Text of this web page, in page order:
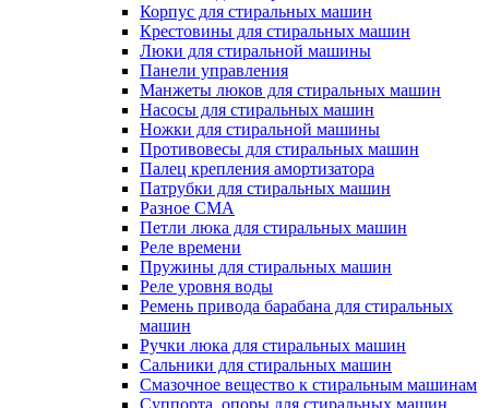
Корпус для стиральных машин
Крестовины для стиральных машин
Люки для стиральной машины
Панели управления
Манжеты люков для стиральных машин
Насосы для стиральных машин
Ножки для стиральной машины
Противовесы для стиральных машин
Палец крепления амортизатора
Патрубки для стиральных машин
Разное СМА
Петли люка для стиральных машин
Реле времени
Пружины для стиральных машин
Реле уровня воды
Ремень привода барабана для стиральных
машин
Ручки люка для стиральных машин
Сальники для стиральных машин
Смазочное вещество к стиральным машинам
Суппорта, опоры для стиральных машин